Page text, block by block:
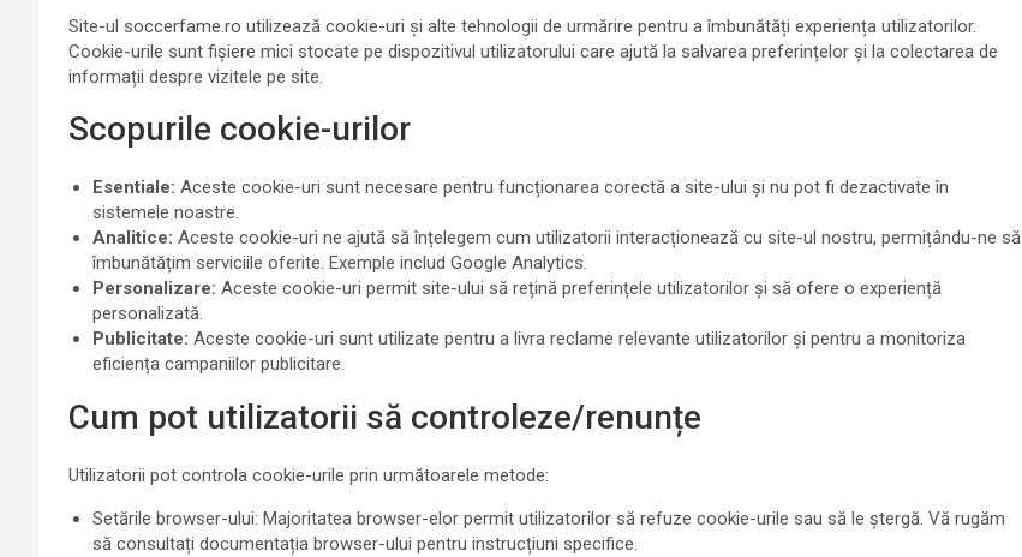
Site-ul soccerfame.ro utilizează cookie-uri și alte tehnologii de urmărire pentru a îmbunătăți experiența utilizatorilor.
Cookie-urile sunt fișiere mici stocate pe dispozitivul utilizatorului care ajută la salvarea preferințelor și la colectarea de
informații despre vizitele pe site.
Scopurile cookie-urilor
Esentiale: Aceste cookie-uri sunt necesare pentru funcționarea corectă a site-ului și nu pot fi dezactivate în
sistemele noastre.
Analitice: Aceste cookie-uri ne ajută să înțelegem cum utilizatorii interacționează cu site-ul nostru, permițându-ne să
îmbunătățim serviciile oferite. Exemple includ Google Analytics.
Personalizare: Aceste cookie-uri permit site-ului să rețină preferințele utilizatorilor și să ofere o experiență
personalizată.
Publicitate: Aceste cookie-uri sunt utilizate pentru a livra reclame relevante utilizatorilor și pentru a monitoriza
eficiența campaniilor publicitare.
Cum pot utilizatorii să controleze/renunțe
Utilizatorii pot controla cookie-urile prin următoarele metode:
Setările browser-ului: Majoritatea browser-elor permit utilizatorilor să refuze cookie-urile sau să le ștergă. Vă rugăm
să consultați documentația browser-ului pentru instrucțiuni specifice.